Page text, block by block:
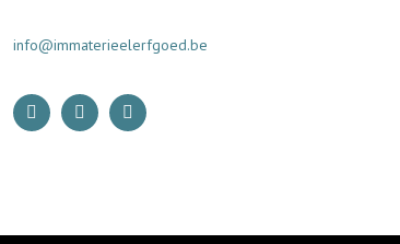
info@immaterieelerfgoed.be